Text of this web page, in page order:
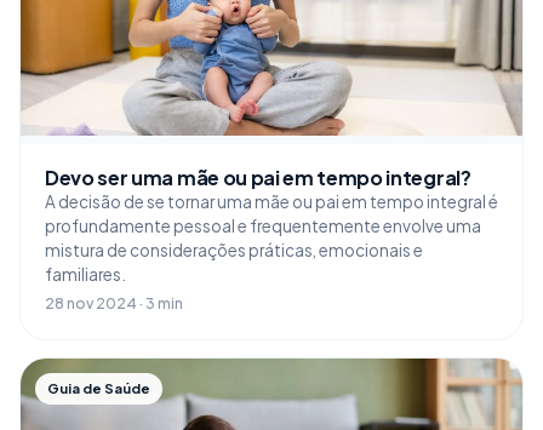
Devo ser uma mãe ou pai em tempo integral?
A decisão de se tornar uma mãe ou pai em tempo integral é
profundamente pessoal e frequentemente envolve uma
mistura de considerações práticas, emocionais e
familiares.
28 nov 2024 · 3 min
Guia de Saúde